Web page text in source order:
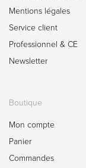
Mentions légales
Service client
Professionnel & CE
Newsletter
Boutique
Mon compte
Panier
Commandes